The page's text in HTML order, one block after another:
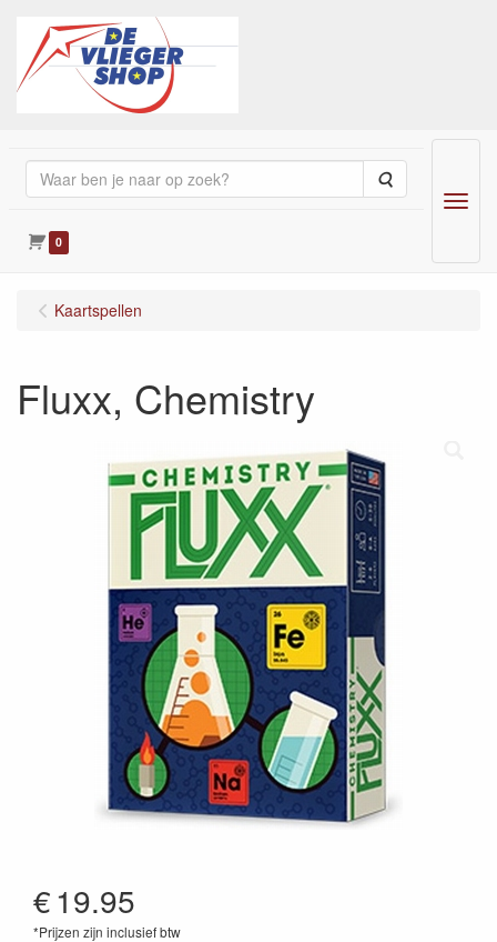
Zoeken
0
Menu
Kaartspellen
Fluxx, Chemistry
€19.95
*Prijzen zijn inclusief btw